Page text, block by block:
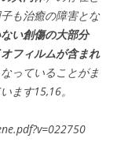
も治癒の障害とな
い創傷の大部分
フィルムが含まれ
っていることがま
ます15,16。